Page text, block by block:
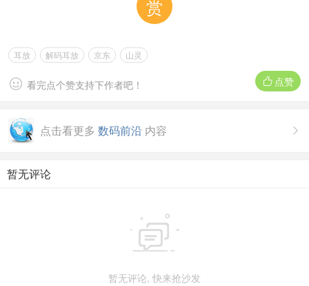
赏
耳放 解码耳放 京东 山灵
 点赞
 看完点个赞支持下作者吧！

点击看更多 数码前沿 内容
暂无评论

暂无评论, 快来抢沙发